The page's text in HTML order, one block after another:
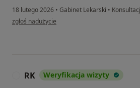
18 lutego 2026 • Gabinet Lekarski •
w opinii użytkownika Łukasz
zgłoś nadużycie
RK Weryfikacja wizyty